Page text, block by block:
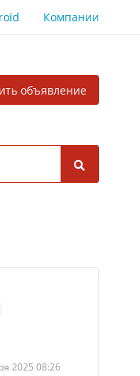
Компании
объявление
2025 08:26